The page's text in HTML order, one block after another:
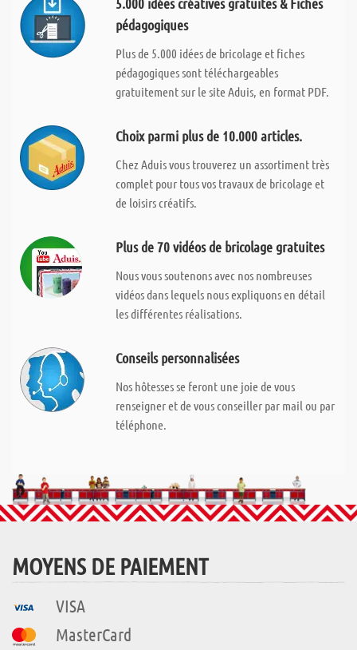
pédagogiques
Plus de 5.000 idées de bricolage et fiches
pédagogiques sont téléchargeables
gratuitement sur le site Aduis, en format PDF.
Choix parmi plus de 10.000 articles.
Chez Aduis vous trouverez un assortiment très
complet pour tous vos travaux de bricolage et
de loisirs créatifs.
Plus de 70 vidéos de bricolage gratuites
Nous vous soutenons avec nos nombreuses
vidéos dans lequels nous expliquons en détail
les différentes réalisations.
Conseils personnalisées
Nos hôtesses se feront une joie de vous
renseigner et de vous conseiller par mail ou par
téléphone.
MOYENS DE PAIEMENT
VISA
MasterCard